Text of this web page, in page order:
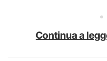
Continua a